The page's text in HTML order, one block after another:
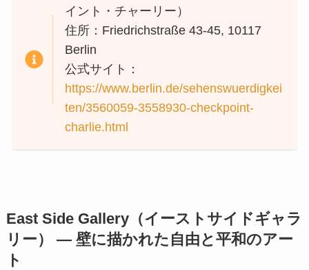
イント・チャーリー）
住所：Friedrichstraße 43-45, 10117
Berlin
公式サイト：
https://www.berlin.de/sehenswuerdigkei
ten/3560059-3558930-checkpoint-
charlie.html
East Side Gallery（イーストサイドギャラ
リー） — 壁に描かれた自由と平和のアー
ト